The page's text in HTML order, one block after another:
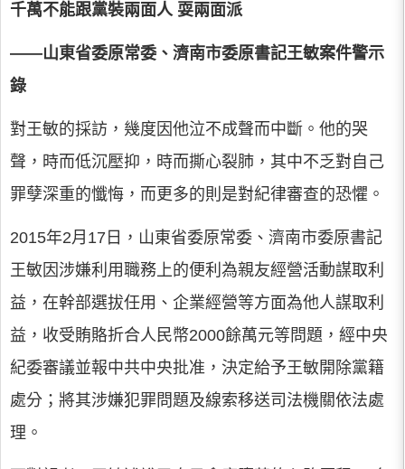
千萬不能跟黨裝兩面人 耍兩面派
——山東省委原常委、濟南市委原書記王敏案件警示
錄
對王敏的採訪，幾度因他泣不成聲而中斷。他的哭
聲，時而低沉壓抑，時而撕心裂肺，其中不乏對自己
罪孽深重的懺悔，而更多的則是對紀律審查的恐懼。
2015年2月17日，山東省委原常委、濟南市委原書記
王敏因涉嫌利用職務上的便利為親友經營活動謀取利
益，在幹部選拔任用、企業經營等方面為他人謀取利
益，收受賄賂折合人民幣2000餘萬元等問題，經中央
紀委審議並報中共中央批准，決定給予王敏開除黨籍
處分；將其涉嫌犯罪問題及線索移送司法機關依法處
理。